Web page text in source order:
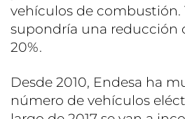
vehículos de combustión.
supondría una reducción
20%.
Desde 2010, Endesa ha
número de vehículos